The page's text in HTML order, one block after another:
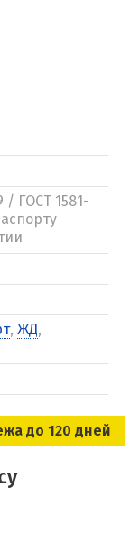
/ ГОСТ 1581-
, ЖД,
до 120 дней